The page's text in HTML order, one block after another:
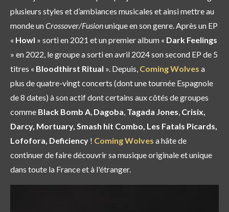
plusieurs styles et d’ambiances musicales et ainsi mettre au
monde unCrossover/Fusionunique en son genre. Après un EP
« Howl » sorti en 2021 et un premier album « Dark Feelings
» en 2022, le groupe a sorti en avril 2024 son second EP de 5
titres « Bloodthirst Ritual ». Depuis, Coming Wolves a
plus de quatre-vingt concerts (dont une tournée Espagnole
de 8 dates) à son actif dont certains aux côtés de groupes
comme Black Bomb A Dagoba Tagada Jones Crisix,
Darcy, Mortuary, Smash hit Combo, Les Fatals Picards,
Lofofora, Deficiency ! Coming Wolves a hâte de
continuer de faire découvrir sa musique originale et unique
dans toute la France et à l'étranger.